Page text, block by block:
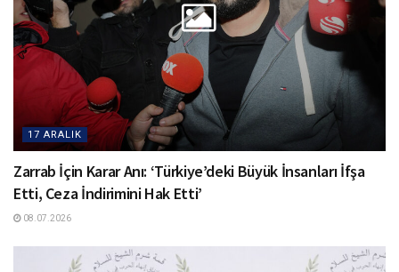
17 ARALIK
Zarrab İçin Karar Anı: ‘Türkiye’deki Büyük İnsanları İfşa
Etti, Ceza İndirimini Hak Etti’
08.07.2026